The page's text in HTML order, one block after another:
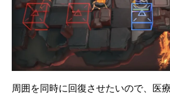
周囲を同時に回復させたいので、医